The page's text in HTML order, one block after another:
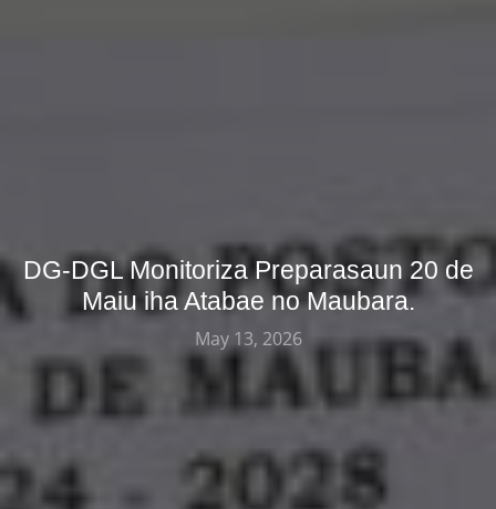
DG-DGL Monitoriza Preparasaun 20 de
Maiu iha Atabae no Maubara.
May 13, 2026